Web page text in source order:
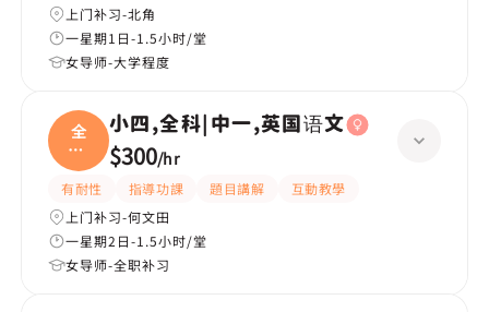
上门补习-北角
一星期1日-1.5小时/堂
女导师-大学程度
全
科|
中一
小四,全科|中一,英国语文
$300/hr
有耐性 指導功課 題目講解
互動教學
上门补习-何文田
一星期2日-1.5小时/堂
女导师-全职补习